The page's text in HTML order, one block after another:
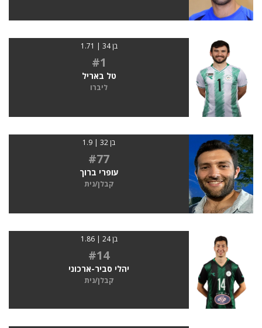
בן 34 | 1.71
#1
טל באריל
ליברו
בן 32 | 1.9
#77
עופרי ברוך
קבלן/נית
בן 24 | 1.86
#14
יהלי סביר-ארכוני
קבלן/נית